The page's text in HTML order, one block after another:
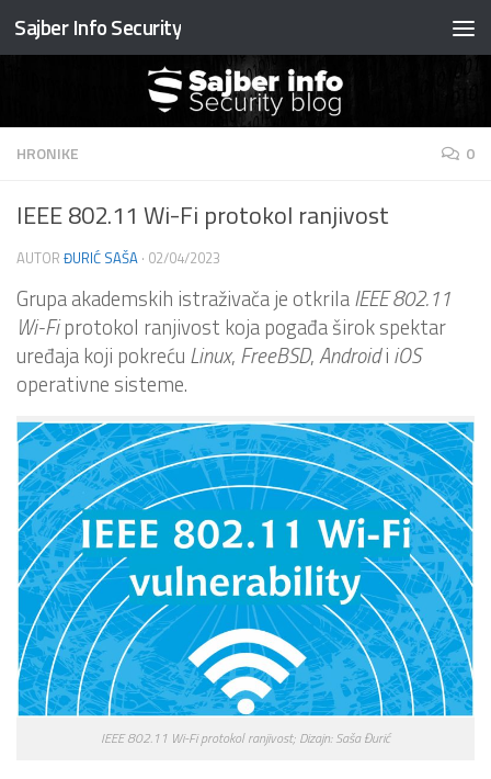
Preskočite na sadržaj
Sajber Info Security
HRONIKE 0
IEEE 802.11 Wi-Fi protokol ranjivost
AUTOR ĐURIĆ SAŠA · 02/04/2023
Grupa akademskih istraživača je otkrilaIEEE 802.11
Wi-Fiprotokol ranjivost koja pogađa širok spektar
uređaja koji pokreću Linux, FreeBSD,Androidi iOS
operativne sisteme.
IEEE 802.11 Wi-Fi protokol ranjivost; Dizajn: Saša Đurić